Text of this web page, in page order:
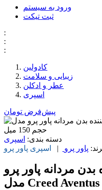
ورود به سیستم
ثبت تیکت
:
:
:
کادولین
زیبایی و سلامت
عطر و ادکلن
اسپری
پیش‌فرض تومان
دسته بندی: اسپری
پاور پرو | اسپری پاور پرو
مردانه پاور پرو